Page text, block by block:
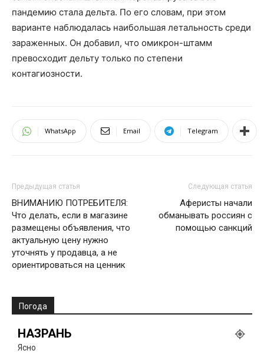
пандемию стала дельта. По его словам, при этом
варианте наблюдалась наибольшая летальность среди
зараженных. Он добавил, что омикрон-штамм
превосходит дельту только по степени
контагиозности.
WhatsApp Email Telegram
Предыдущая статья
ВНИМАНИЮ ПОТРЕБИТЕЛЯ:
Что делать, если в магазине
размещены объявления, что
актуальную цену нужно
уточнять у продавца, а не
ориентироваться на ценник
Следующая статья
Аферисты начали
обманывать россиян с
помощью санкций
Погода
НАЗРАНЬ
Ясно